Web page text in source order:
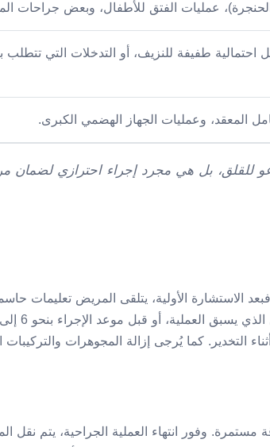
عمليات الفتق للأطفال، وبعض جراحات
طفيفة للنزيف، أو التدخلات التي تتطلب
المعقد، وعمليات الجهاز الهضمي الكبرى.
للقلق، بل هي مجرد إجراء احترازي لضمان
الاستشارة الأولية، يتلقى المريض تعليمات
التخدير. كما يُرجى إزالة المجوهرات والتركيبات
وفور انتهاء العملية الجراحية، يتم نقل